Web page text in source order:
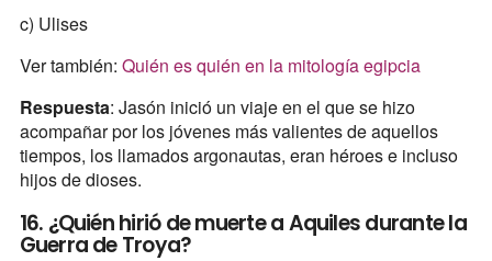
c) Ulises
Ver también: Quién es quién en la mitología egipcia
Respuesta: Jasón inició un viaje en el que se hizo
acompañar por los jóvenes más valientes de aquellos
tiempos, los llamados argonautas, eran héroes e incluso
hijos de dioses.
16. ¿Quién hirió de muerte a Aquiles durante la
Guerra de Troya?